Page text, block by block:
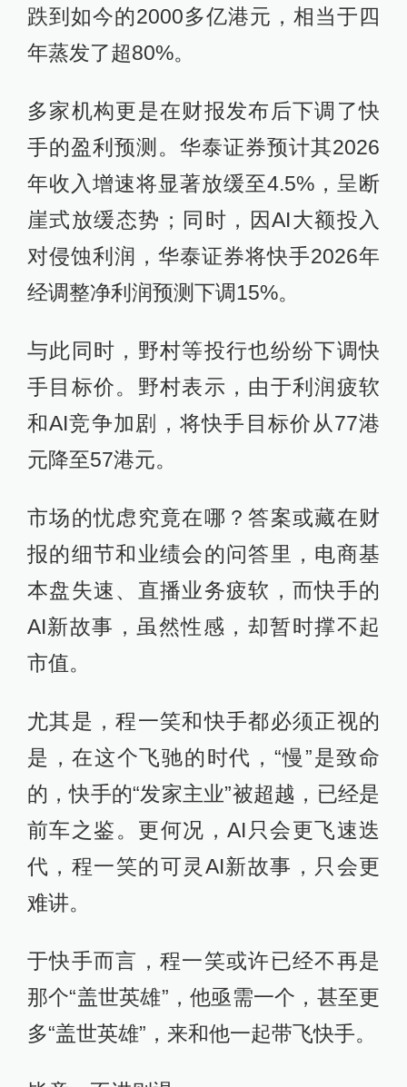
跌到如今的2000多亿港元，相当于四
年蒸发了超80%。
多家机构更是在财报发布后下调了快
手的盈利预测。华泰证券预计其2026
年收入增速将显著放缓至4.5%，呈断
崖式放缓态势；同时，因AI大额投入
对侵蚀利润，华泰证券将快手2026年
经调整净利润预测下调15%。
与此同时，野村等投行也纷纷下调快
手目标价。野村表示，由于利润疲软
和AI竞争加剧，将快手目标价从77港
元降至57港元。
市场的忧虑究竟在哪？答案或藏在财
报的细节和业绩会的问答里，电商基
本盘失速、直播业务疲软，而快手的
AI新故事，虽然性感，却暂时撑不起
市值。
尤其是，程一笑和快手都必须正视的
是，在这个飞驰的时代，“慢”是致命
的，快手的“发家主业”被超越，已经是
前车之鉴。更何况，AI只会更飞速迭
代，程一笑的可灵AI新故事，只会更
难讲。
于快手而言，程一笑或许已经不再是
那个“盖世英雄”，他亟需一个，甚至更
多“盖世英雄”，来和他一起带飞快手。